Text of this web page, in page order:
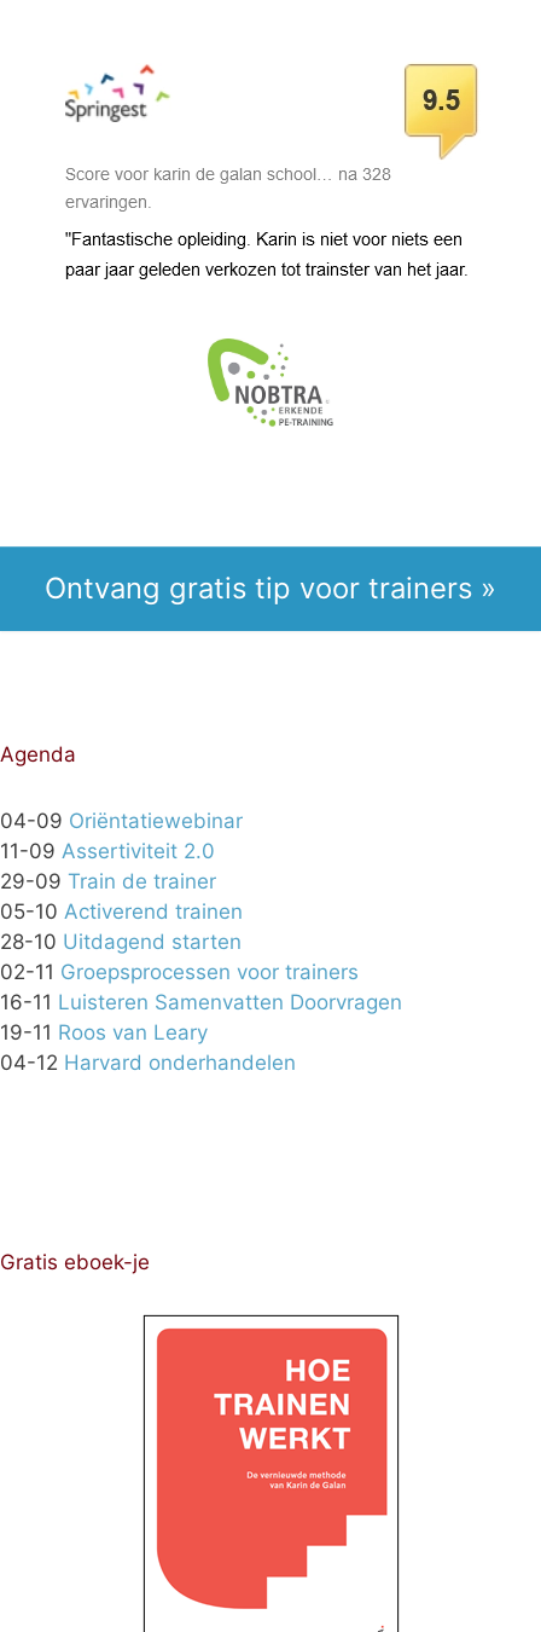
Ontvang gratis tip voor trainers »
Agenda
04-09 Oriëntatiewebinar
11-09 Assertiviteit 2.0
29-09 Train de trainer
05-10 Activerend trainen
28-10 Uitdagend starten
02-11 Groepsprocessen voor trainers
16-11 Luisteren Samenvatten Doorvragen
19-11 Roos van Leary
04-12 Harvard onderhandelen
Gratis eboek-je